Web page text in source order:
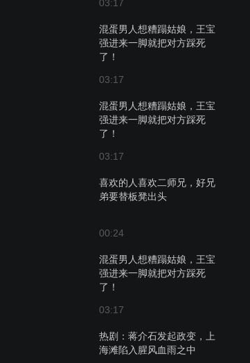
03:17
混蛋男人想糟蹋姑娘，王宝
强进来一脚就把对方踩死
了！
03:17
混蛋男人想糟蹋姑娘，王宝
强进来一脚就把对方踩死
了！
03:17
喜欢的人喜欢二师兄，好兄
弟要替板凳出头
00:24
混蛋男人想糟蹋姑娘，王宝
强进来一脚就把对方踩死
了！
03:17
热剧：蒋介石发起政变，上
海滩陷入腥风血雨之中